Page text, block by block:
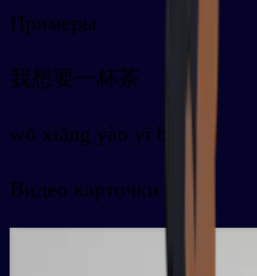
Примеры
我想要一杯茶
wǒ xiǎng yào yī bēi chá
Видео карточки